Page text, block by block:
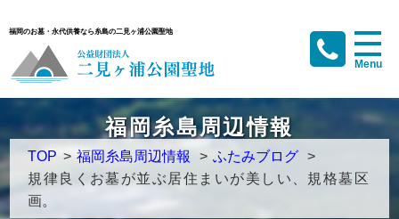
福岡のお墓・永代供養なら糸島の二見ヶ浦公園聖地
福岡糸島周辺情報
TOP > 福岡糸島周辺情報 > ふたみブログ
>
規律良くお墓が並ぶ居住まいが美しい、規格墓区
画。